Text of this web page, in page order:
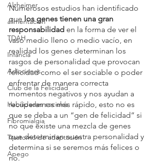
Alzheimer
alimentación
TDAH
Infancia
Adicciones
Club de la Felicidad
Habilidades sociales
Fibromialgia
Trastorno de adaptación
Apego
Numerosos estudios han identificado
que los genes tienen una gran
responsabilidad en la forma de ver el
vaso medio lleno o medio vacío, en
realidad los genes determinan los
rasgos de personalidad que provocan
felicidad como el ser sociable o poder
enfrentar de manera correcta
momentos negativos y nos ayudan a
recuperarnos más rápido, esto no es
que se deba a un “gen de felicidad” si
no que existe una mezcla de genes
que determinan nuestra personalidad y
determina si se seremos más felices o
no.